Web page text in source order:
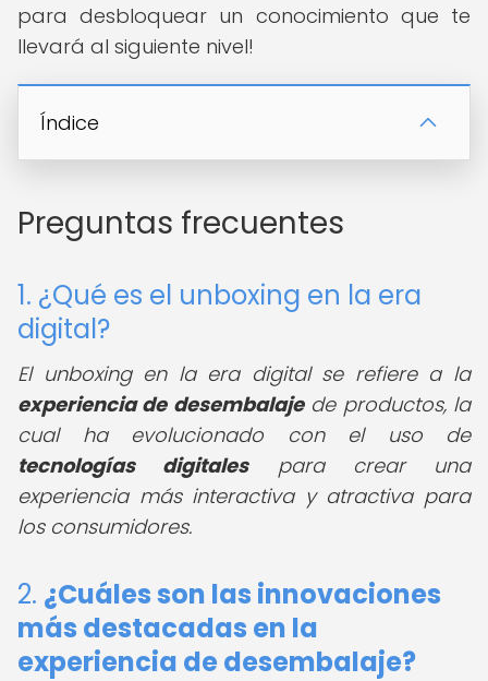
para desbloquear un conocimiento que te
llevará al siguiente nivel!
Índice
Preguntas frecuentes
1. ¿Qué es el unboxing en la era
digital?
El unboxing en la era digital se refiere a la
experiencia de desembalajede productos, la
cual ha evolucionado con el uso de
tecnologías digitalespara crear una
experiencia más interactiva y atractiva para
los consumidores.
2. ¿Cuáles son las innovaciones
más destacadas en la
experiencia de desembalaje?